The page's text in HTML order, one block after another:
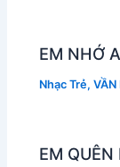
EM NHỚ
Nhạc Trẻ,VẦN
EM